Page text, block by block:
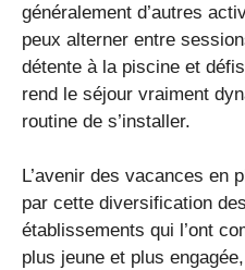
généralement d’autres
peux alterner entre
détente à la piscine et
rend le séjour vraiment
routine de s’installer.
L’avenir des vacances en
par cette diversification
établissements qui l’ont
plus jeune et plus